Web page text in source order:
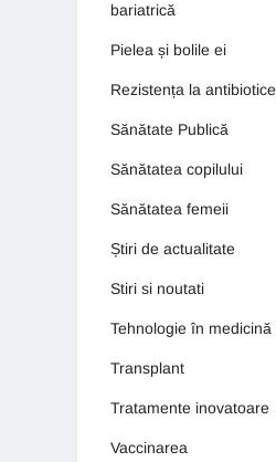
bariatrică
Pielea și bolile ei
Rezistența la antibiotice
Sănătate Publică
Sănătatea copilului
Sănătatea femeii
Știri de actualitate
Stiri si noutati
Tehnologie în medicină
Transplant
Tratamente inovatoare
Vaccinarea